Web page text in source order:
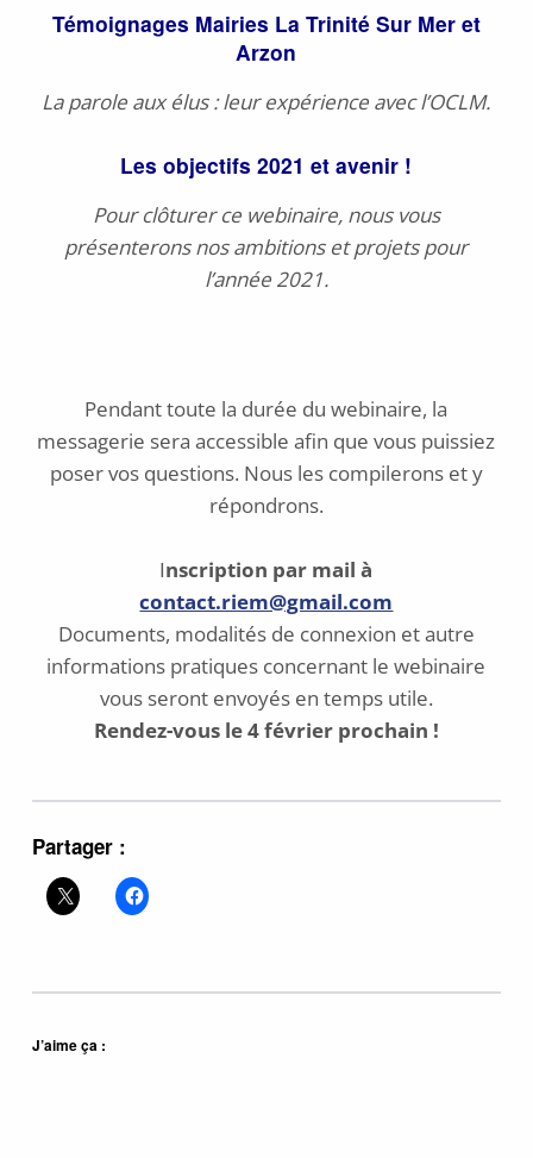
Témoignages Mairies La Trinité Sur Meret
Arzon
La parole aux élus : leur expérience avec l’OCLM.
Les objectifs 2021 et avenir !
Pour clôturer ce webinaire, nous vous
présenterons nos ambitions et projets pour
l’année 2021.
Pendant toute la durée du webinaire, la
messagerie sera accessible afin que vous puissiez
poser vos questions. Nous les compilerons et y
répondrons.
Inscription par mail à
contact.riem@gmail.com
Documents, modalités de connexion et autre
informations pratiques concernant le webinaire
vous seront envoyés en temps utile.
Rendez-vous le 4 février prochain !
Partager :
J’aime ça :